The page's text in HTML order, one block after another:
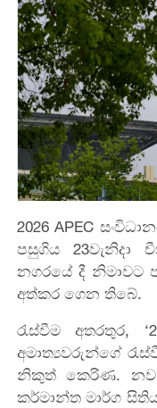
2026 APEC
පසුගිය 23වැනිදා
නගරයේ දී නිමාවට
අත්කර ගෙන තිබේ.
රැස්වීම අතරතුර,
අමාත්‍යවරුන්ගේ
නිකුත් කෙරිණ. නව
කර්මාන්ත මාර්ග